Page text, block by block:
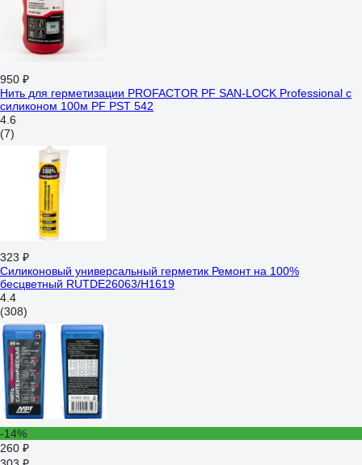
950 ₽
Нить для герметизации PROFACTOR PF SAN-LOCK Professional с
силиконом 100м PF PST 542
4.6
(7)
323 ₽
Силиконовый универсальный герметик Ремонт на 100%
бесцветный RUTDE26063/H1619
4.4
(308)
-14%
260 ₽